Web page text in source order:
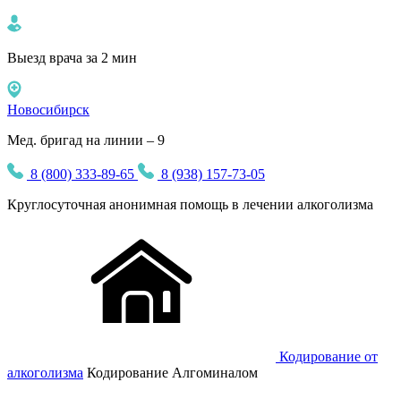
Выезд врача за 2 мин
Новосибирск
Мед. бригад на линии – 9
8 (800) 333-89-65
8 (938) 157-73-05
Круглосуточная анонимная помощь в лечении алкоголизма
Кодирование от
алкоголизма Кодирование Алгоминалом